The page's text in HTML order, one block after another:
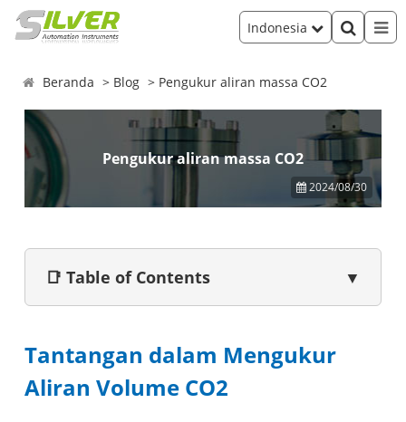
Indonesia
Beranda Blog Pengukur aliran massa CO2
Pengukur aliran massa CO2
2024/08/30
📑 Table of Contents ▼
Tantangan dalam Mengukur
Aliran Volume CO2